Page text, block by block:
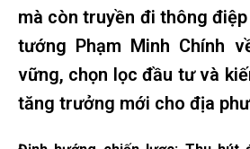
mà còn truyền đi thông
tướng Phạm Minh Chính
vững, chọn lọc đầu tư và
tăng trưởng mới cho địa